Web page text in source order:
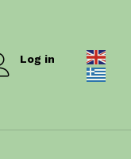
Log in